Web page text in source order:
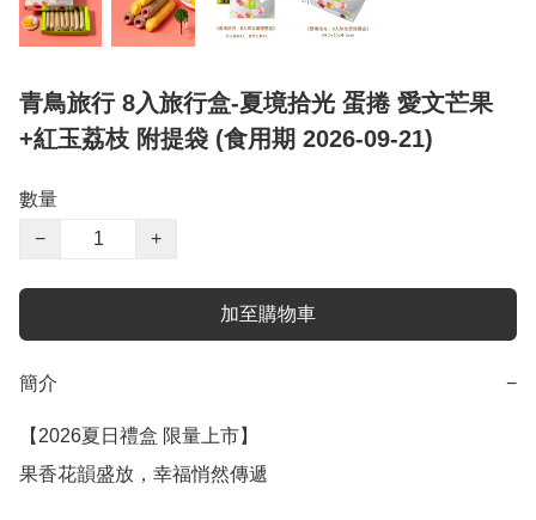
青鳥旅行 8入旅行盒-夏境拾光 蛋捲 愛文芒果
+紅玉荔枝 附提袋 (食用期 2026-09-21)
數量
−
+
加至購物車
簡介 −
【2026夏日禮盒 限量上市】
果香花韻盛放，幸福悄然傳遞